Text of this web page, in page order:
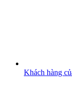
Khách hàng